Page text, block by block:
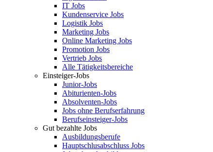
IT Jobs
Kundenservice Jobs
Logistik Jobs
Marketing Jobs
Online Marketing Jobs
Promotion Jobs
Vertrieb Jobs
Alle Tätigkeitsbereiche
Einsteiger-Jobs
Junior-Jobs
Abiturienten-Jobs
Absolventen-Jobs
Jobs ohne Berufserfahrung
Berufseinsteiger-Jobs
Gut bezahlte Jobs
Ausbildungsberufe
Hauptschlusabschluss Jobs